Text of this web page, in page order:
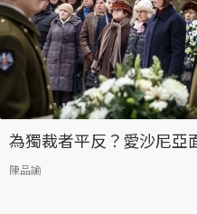
為獨裁者平反？愛沙尼亞
陳品諭